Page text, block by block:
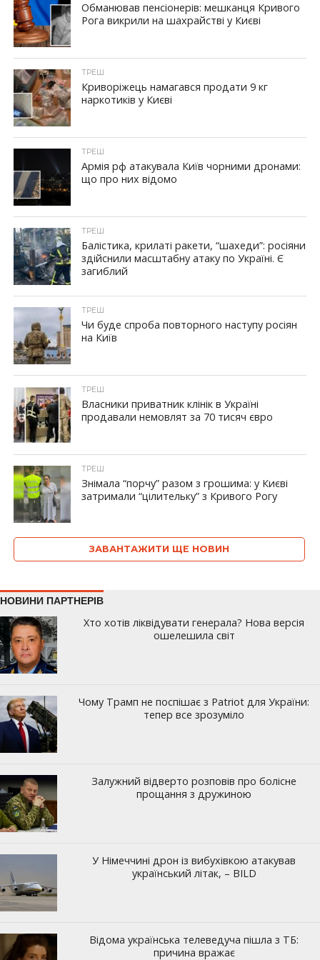
Обманював пенсіонерів: мешканця Кривого
Рога викрили на шахрайстві у Києві
ТРЕШ
Криворіжець намагався продати 9 кг
наркотиків у Києві
ТРЕШ
Армія рф атакувала Київ чорними дронами:
що про них відомо
ТРЕШ
Балістика, крилаті ракети, “шахеди”: росіяни
здійснили масштабну атаку по Україні. Є
загиблий
ТРЕШ
Чи буде спроба повторного наступу росіян
на Київ
ТРЕШ
Власники приватник клінік в Україні
продавали немовлят за 70 тисяч євро
ТРЕШ
Знімала “порчу” разом з грошима: у Києві
затримали “цілительку” з Кривого Рогу
ЗАВАНТАЖИТИ ЩЕ НОВИН